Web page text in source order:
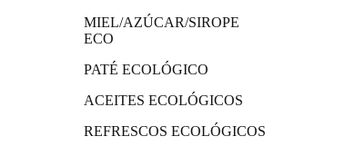
MIEL/AZÚCAR/SIROPE
ECO
PATÉ ECOLÓGICO
ACEITES ECOLÓGICOS
REFRESCOS ECOLÓGICOS